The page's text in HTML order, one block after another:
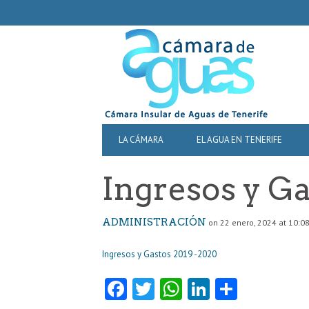
NAVIGATION
PRIMARY
NAVIGATION
LA CÁMARA EL AGUA EN TENERIFE
Ingresos y
ADMINISTRACIÓN on 22 enero, 2024 at 10:08
Ingresos y Gastos 2019 -2020
Fa T W Li